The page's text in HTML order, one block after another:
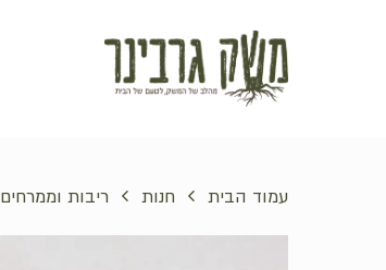
סל קניות
עמוד הבית חנות ריבות וממרחים